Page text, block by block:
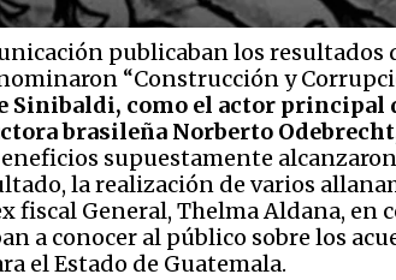
publicaban los
“Construcción y
Sinibaldi, como el actor principal
brasileña Norberto
supuestamente
la realización de varios
fiscal General, Thelma Aldana,
a conocer al público sobre los
el Estado de Guatemala.